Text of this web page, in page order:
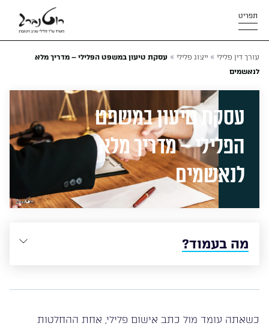
תפריט
עורך דין פלילי » ייצוג פלילי » עסקת טיעון במשפט הפלילי – מדריך מלא
לנאשמים
עסקת טיעון במשפט
הפלילי – מדריך מלא
לנאשמים
מה בעמוד?
כשאתה עומד מול כתב אישום פלילי, אחת ההחלטות